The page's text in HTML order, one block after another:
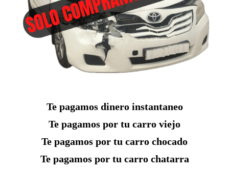
Te pagamos dinero instantaneo
Te pagamos por tu carro viejo
Te pagamos por tu carro chocado
Te pagamos por tu carro chatarra